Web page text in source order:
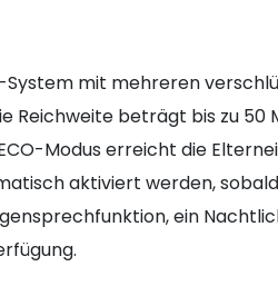
mit mehreren
Reichweite beträgt bis zu
Modus erreicht die
aktiviert werden,
ein